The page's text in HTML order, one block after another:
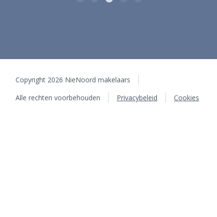
Copyright 2026 NieNoord makelaars
Alle rechten voorbehouden
Privacybeleid Cookies